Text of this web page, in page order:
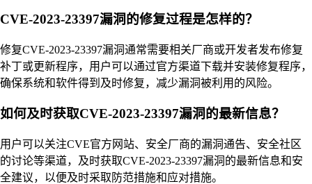
CVE-2023-23397漏洞的修复过程是怎样的？
修复CVE-2023-23397漏洞通常需要相关厂商或开发者发布修复
补丁或更新程序，用户可以通过官方渠道下载并安装修复程序，
确保系统和软件得到及时修复，减少漏洞被利用的风险。
如何及时获取CVE-2023-23397漏洞的最新信息？
用户可以关注CVE官方网站、安全厂商的漏洞通告、安全社区
的讨论等渠道，及时获取CVE-2023-23397漏洞的最新信息和安
全建议，以便及时采取防范措施和应对措施。